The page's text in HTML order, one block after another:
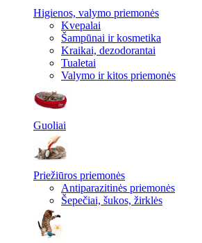
Higienos, valymo priemonės
Kvepalai
Šampūnai ir kosmetika
Kraikai, dezodorantai
Tualetai
Valymo ir kitos priemonės
Guoliai
Priežiūros priemonės
Antiparazitinės priemonės
Šepečiai, šukos, žirklės